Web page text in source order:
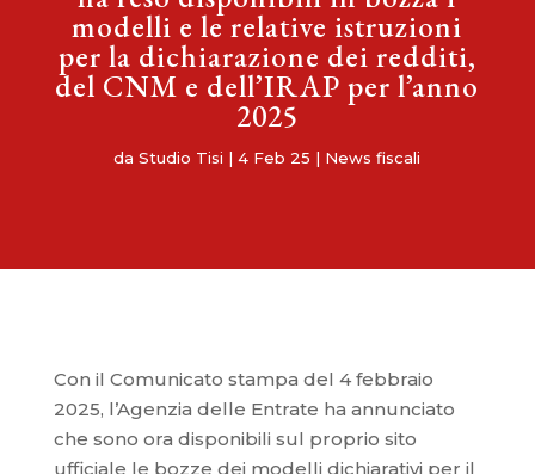
modelli e le relative istruzioni
per la dichiarazione dei redditi,
del CNM e dell’IRAP per l’anno
2025
daStudio Tisi |4 Feb 25 | News fiscali
Con il Comunicato stampa del 4 febbraio
2025, l’Agenzia delle Entrate ha annunciato
che sono ora disponibili sul proprio sito
ufficiale le bozze dei modelli dichiarativi per il